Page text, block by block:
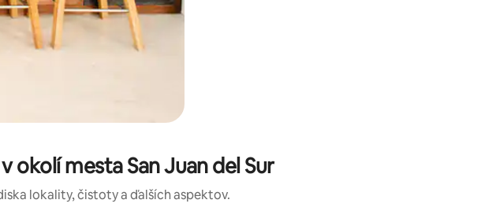
okolí mesta San Juan del Sur
lokality, čistoty a ďalších aspektov.